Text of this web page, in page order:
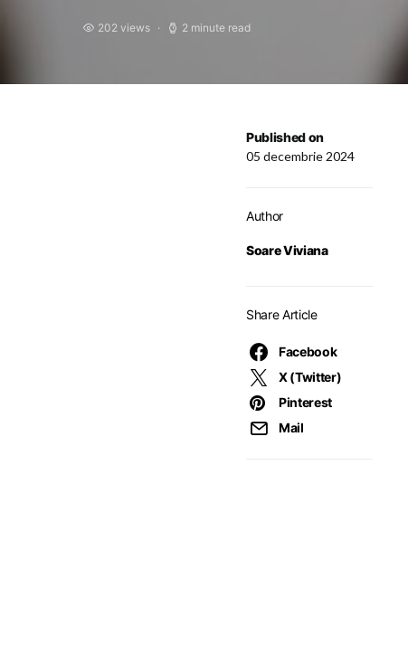
202 views 2 minute read
Published on
05 decembrie 2024
Author
Soare Viviana
Share Article
Facebook
X (Twitter)
Pinterest
Mail